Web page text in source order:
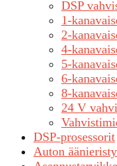
DSP
1-
2-
4-
5-
6-
8-
24 V
DSP-prosessorit
Auton